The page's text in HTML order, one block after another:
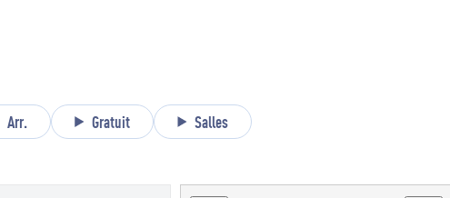
Arr. Gratuit Salles